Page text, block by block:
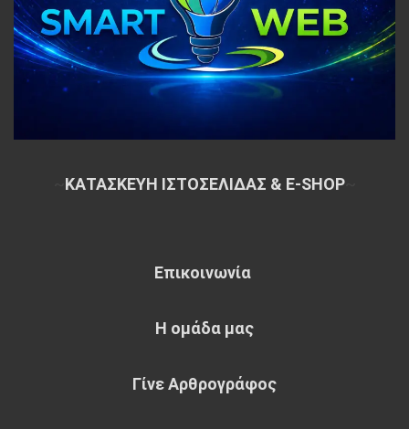
ΚΑΤΑΣΚΕΥΗ ΙΣΤΟΣΕΛΙΔΑΣ & E-SHOP~
Επικοινωνία
Η ομάδα μας
Γίνε Αρθρογράφος